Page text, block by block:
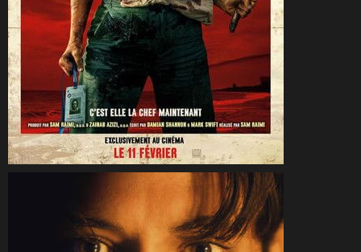
12 février 2026